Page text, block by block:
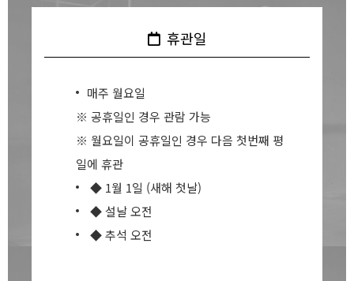
휴관일
매주 월요일
※ 공휴일인 경우 관람 가능
※ 월요일이 공휴일인 경우 다음 첫번째 평
일에 휴관
◆ 1월 1일 (새해 첫날)
◆ 설날 오전
◆ 추석 오전